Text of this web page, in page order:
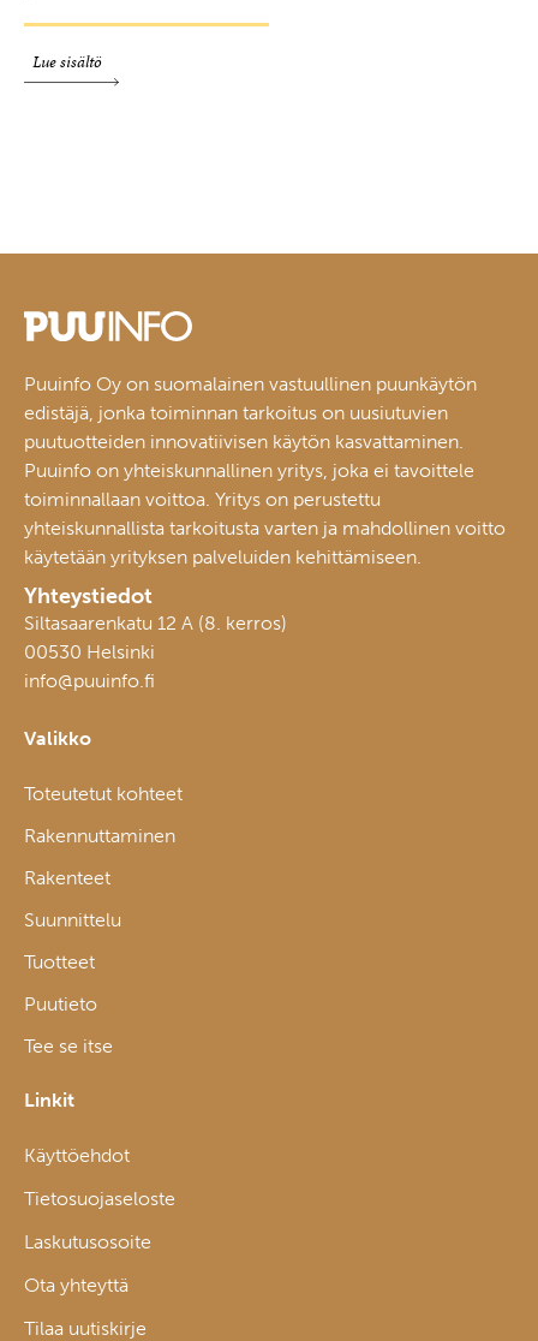
Lue sisältö
Puuinfo Oy on suomalainen vastuullinen puunkäytön
edistäjä, jonka toiminnan tarkoitus on uusiutuvien
puutuotteiden innovatiivisen käytön kasvattaminen.
Puuinfo on yhteiskunnallinen yritys, joka ei tavoittele
toiminnallaan voittoa. Yritys on perustettu
yhteiskunnallista tarkoitusta varten ja mahdollinen voitto
käytetään yrityksen palveluiden kehittämiseen.
Yhteystiedot
Siltasaarenkatu 12 A (8. kerros)
00530 Helsinki
info@puuinfo.fi
Valikko
Toteutetut kohteet
Rakennuttaminen
Rakenteet
Suunnittelu
Tuotteet
Puutieto
Tee se itse
Linkit
Käyttöehdot
Tietosuojaseloste
Laskutusosoite
Ota yhteyttä
Tilaa uutiskirje